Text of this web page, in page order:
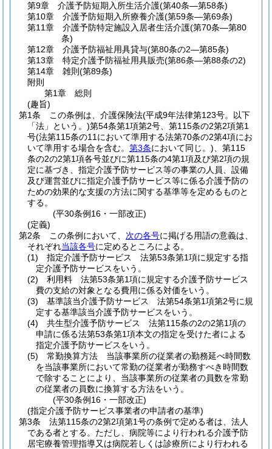
第9章
介護予防短期入所生活介護(第40条―第58条)
第10章
介護予防短期入所療養介護(第59条―第69条)
第11章
介護予防特定施設入居者生活介護(第70条―第80
条)
第12章
介護予防福祉用具貸与(第80条の2―第85条)
第13章
特定介護予防福祉用具販売(第86条―第88条の2)
第14章
雑則 (第89条)
附則
第1章
総則
(趣旨)
第1条
この条例は、介護保険法(平成9年法律第123号。以下
「法」という。)第54条第1項第2号、第115条の2第2項第1
号(法第115条の11において準用する法第70条の2第4項にお
いて準用する場合を含む。 第3条において同じ。) 、第115
条の2の2第1項各号並びに第115条の4第1項及び第2項の規
定に基づき、指定介護予防サービス等の事業の人員、設備
及び運営並びに指定介護予防サービス等に係る介護予防の
ための効果的な支援の方法に関する基準等を定めるものと
する。
(平30条例16・一部改正)
(定義)
第2条
この条例において、 次の各号に掲げる用語の意義は、
それぞれ当該各号に定めるところによる。
(1)
指定介護予防サービス 法第53条第1項に規定する指
定介護予防サービスをいう。
(2)
利用料 法第53条第1項に規定する介護予防サービス
費の支給の対象となる費用に係る対価をいう。
(3)
基準該当介護予防サービス 法第54条第1項第2号に規
定する基準該当介護予防サービスをいう。
(4)
共生型介護予防サービス 法第115条の2の2第1項の
申請に係る法第53条第1項本文の指定を受けた者による
指定介護予防サービスをいう。
(5)
常勤換算方法 当該事業所の従業者の勤務延べ時間数
を当該事業所において常勤の従業者が勤務すべき時間数
で除することにより、当該事業所の従業者の員数を常勤
の従業者の員数に換算する方法をいう。
(平30条例16・一部改正)
(指定介護予防サービス事業者の申請者の基準)
第3条
法第115条の2第2項第1号の条例で定める者は、法人
である者とする。 ただし、病院等により行われる介護予防
居宅療養管理指導又は病院若しくは診療所により行われる